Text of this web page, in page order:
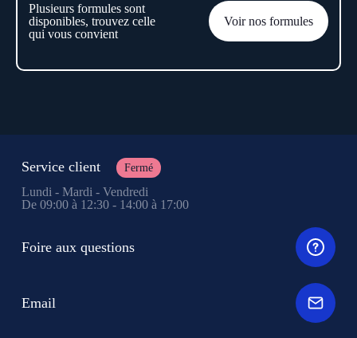
Plusieurs formules sont
disponibles, trouvez celle
qui vous convient
Voir nos formules
Service client Fermé
Lundi - Mardi - Vendredi
De 09:00 à 12:30 - 14:00 à 17:00
Foire aux questions
Email